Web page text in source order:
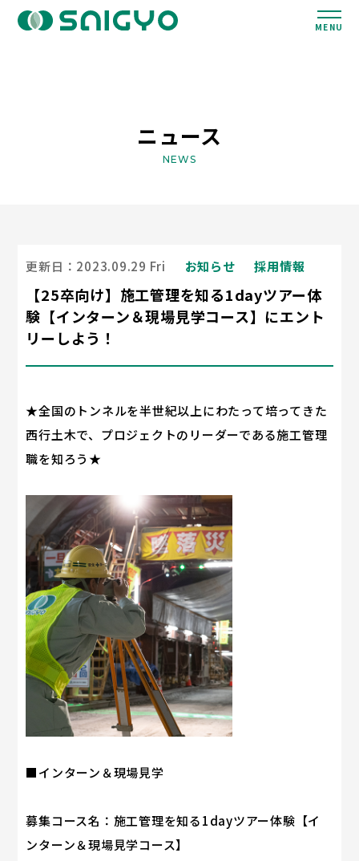
MENU
ニュース
NEWS
更新日：2023.09.29 Fri お知らせ 採用情報
【25卒向け】施工管理を知る1dayツアー体
験【インターン＆現場見学コース】にエント
リーしよう！
★全国のトンネルを半世紀以上にわたって培ってきた
西行土木で、プロジェクトのリーダーである施工管理
職を知ろう★
■インターン＆現場見学
募集コース名：施工管理を知る1dayツアー体験【イ
ンターン＆現場見学コース】